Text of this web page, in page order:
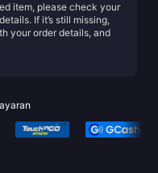
item, please check your
If it’s still missing,
your order details, and